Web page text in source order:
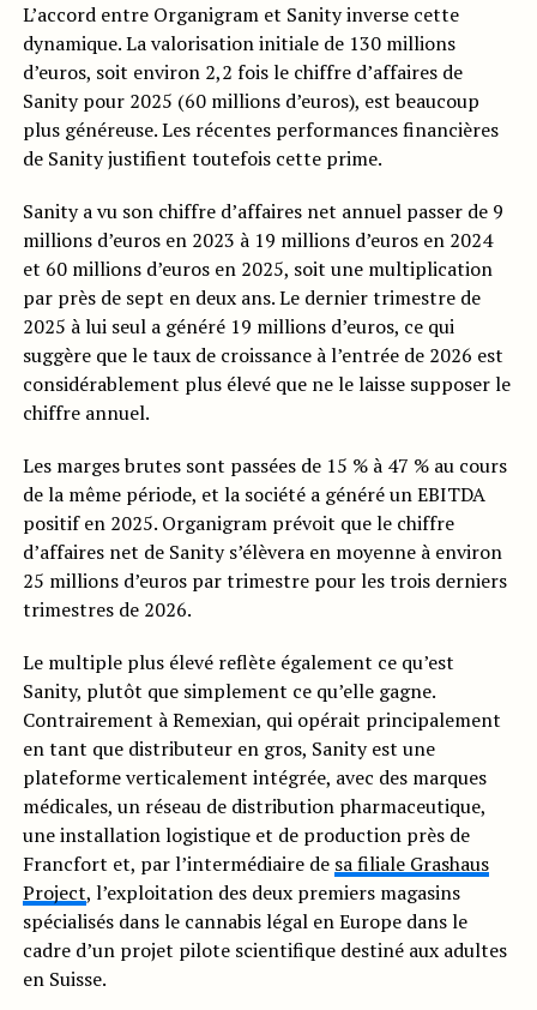
L’accord entre Organigram et Sanity inverse cette
dynamique. La valorisation initiale de 130 millions
d’euros, soit environ 2,2 fois le chiffre d’affaires de
Sanity pour 2025 (60 millions d’euros), est beaucoup
plus généreuse. Les récentes performances financières
de Sanity justifient toutefois cette prime.
Sanity a vu son chiffre d’affaires net annuel passer de 9
millions d’euros en 2023 à 19 millions d’euros en 2024
et 60 millions d’euros en 2025, soit une multiplication
par près de sept en deux ans. Le dernier trimestre de
2025 à lui seul a généré 19 millions d’euros, ce qui
suggère que le taux de croissance à l’entrée de 2026 est
considérablement plus élevé que ne le laisse supposer le
chiffre annuel.
Les marges brutes sont passées de 15 % à 47 % au cours
de la même période, et la société a généré un EBITDA
positif en 2025. Organigram prévoit que le chiffre
d’affaires net de Sanity s’élèvera en moyenne à environ
25 millions d’euros par trimestre pour les trois derniers
trimestres de 2026.
Le multiple plus élevé reflète également ce qu’est
Sanity, plutôt que simplement ce qu’elle gagne.
Contrairement à Remexian, qui opérait principalement
en tant que distributeur en gros, Sanity est une
plateforme verticalement intégrée, avec des marques
médicales, un réseau de distribution pharmaceutique,
une installation logistique et de production près de
Francfort et, par l’intermédiaire de sa filiale Grashaus
Project, l’exploitation des deux premiers magasins
spécialisés dans le cannabis légal en Europe dans le
cadre d’un projet pilote scientifique destiné aux adultes
en Suisse.